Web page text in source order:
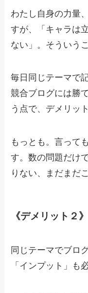
わたし自身の力量
すが、「キャラは
ない」。そういう
毎日同じテーマで
競合ブログには勝
う点で、デメリッ
もっとも。言って
す。数の問題だけ
りない、まだまだ
《デメリット２
同じテーマでブロ
「インプット」も